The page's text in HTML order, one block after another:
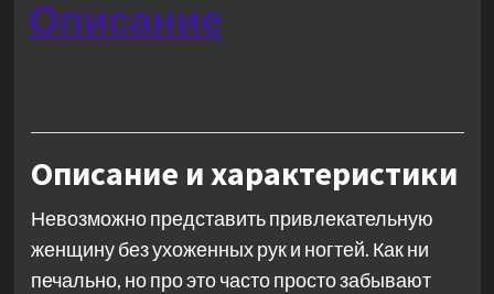
Описание
Описание и характеристики
Невозможно представить привлекательную
женщину без ухоженных рук и ногтей. Как ни
печально, но про это часто просто забывают